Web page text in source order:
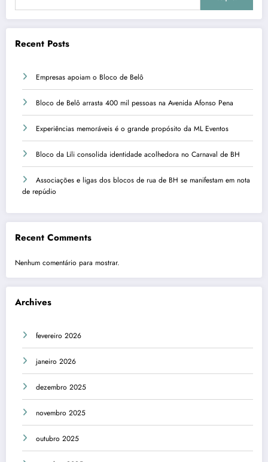
Recent Posts
Empresas apoiam o Bloco de Belô
Bloco de Belô arrasta 400 mil pessoas na Avenida Afonso Pena
Experiências memoráveis é o grande propósito da ML Eventos
Bloco da Lili consolida identidade acolhedora no Carnaval de BH
Associações e ligas dos blocos de rua de BH se manifestam em nota
de repúdio
Recent Comments
Nenhum comentário para mostrar.
Archives
fevereiro 2026
janeiro 2026
dezembro 2025
novembro 2025
outubro 2025